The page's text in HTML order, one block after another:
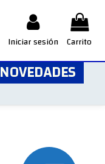
Iniciar sesión Carrito
NOVEDADES